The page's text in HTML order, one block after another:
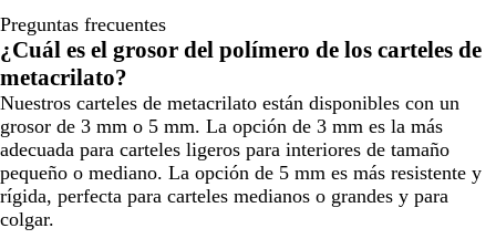
Preguntas frecuentes
¿Cuál es el grosor del polímero de los carteles de
metacrilato?
Nuestros carteles de metacrilato están disponibles con un
grosor de 3 mm o 5 mm. La opción de 3 mm es la más
adecuada para carteles ligeros para interiores de tamaño
pequeño o mediano. La opción de 5 mm es más resistente y
rígida, perfecta para carteles medianos o grandes y para
colgar.